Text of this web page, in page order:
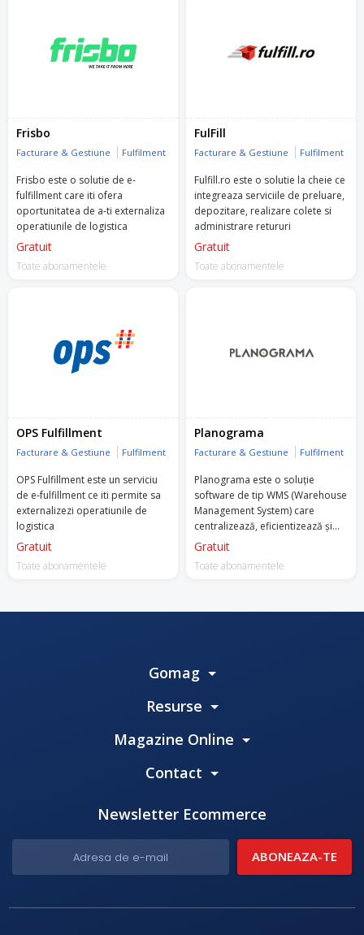
Frisbo
Facturare & Gestiune Fulfilment
Frisbo este o solutie de e-
fulfillment care iti ofera
oportunitatea de a-ti externaliza
operatiunile de logistica
Gratuit
Toate abonamentele
FulFill
Facturare & Gestiune Fulfilment
Fulfill.ro este o solutie la cheie ce
integreaza serviciile de preluare,
depozitare, realizare colete si
administrare retururi
Gratuit
Toate abonamentele
OPS Fulfillment
Facturare & Gestiune Fulfilment
OPS Fulfillment este un serviciu
de e-fulfillment ce iti permite sa
externalizezi operatiunile de
logistica
Gratuit
Toate abonamentele
Planograma
Facturare & Gestiune Fulfilment
Planograma este o soluție
software de tip WMS (Warehouse
Management System) care
centralizează, eficientizează și
automatizează activitățile de
producție.
Gratuit
Toate abonamentele
Gomag
Resurse
Magazine Online
Contact
Newsletter Ecommerce